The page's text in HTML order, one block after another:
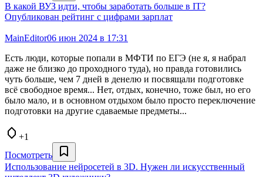
В какой ВУЗ идти, чтобы заработать больше в IT?
Опубликован рейтинг с цифрами зарплат
MainEditor06 июн 2024 в 17:31
Есть люди, которые попали в МФТИ по ЕГЭ (не я, я набрал
даже не близко до проходного туда), но правда готовились
чуть больше, чем 7 дней в денелю и посвящали подготовке
всё свободное время... Нет, отдых, конечно, тоже был, но его
было мало, и в основном отдыхом было просто переключение
подготовки на другие сдаваемые предметы...
+1
Посмотреть
Использование нейросетей в 3D. Нужен ли искусственный